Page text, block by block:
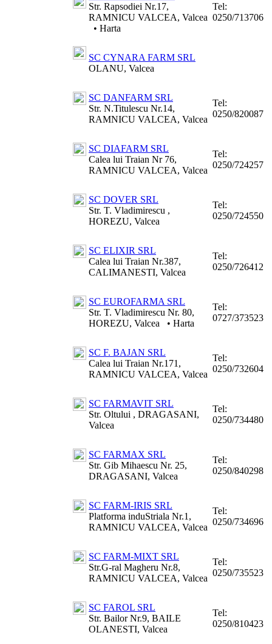
Str. Rapsodiei Nr.17,
RAMNICU VALCEA, Valcea
• Harta
Tel:
0250/713706
SC CYNARA FARM SRL
OLANU, Valcea
SC DANFARM SRL
Str. N.Titulescu Nr.14,
RAMNICU VALCEA, Valcea
Tel:
0250/820087
SC DIAFARM SRL
Calea lui Traian Nr 76,
RAMNICU VALCEA, Valcea
Tel:
0250/724257
SC DOVER SRL
Str. T. Vladimirescu ,
HOREZU, Valcea
Tel:
0250/724550
SC ELIXIR SRL
Calea lui Traian Nr.387,
CALIMANESTI, Valcea
Tel:
0250/726412
SC EUROFARMA SRL
Str. T. Vladimirescu Nr. 80,
HOREZU, Valcea
• Harta
Tel:
0727/373523
SC F. BAJAN SRL
Calea lui Traian Nr.171,
RAMNICU VALCEA, Valcea
Tel:
0250/732604
SC FARMAVIT SRL
Str. Oltului , DRAGASANI,
Valcea
Tel:
0250/734480
SC FARMAX SRL
Str. Gib Mihaescu Nr. 25,
DRAGASANI, Valcea
Tel:
0250/840298
SC FARM-IRIS SRL
Platforma induStriala Nr.1,
RAMNICU VALCEA, Valcea
Tel:
0250/734696
SC FARM-MIXT SRL
Str.G-ral Magheru Nr.8,
RAMNICU VALCEA, Valcea
Tel:
0250/735523
SC FAROL SRL
Str. Bailor Nr.9, BAILE
OLANESTI, Valcea
Tel:
0250/810423